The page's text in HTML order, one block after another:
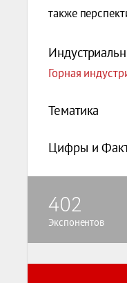
также
Горная
Тематика
Цифры и
402
Экспонентов